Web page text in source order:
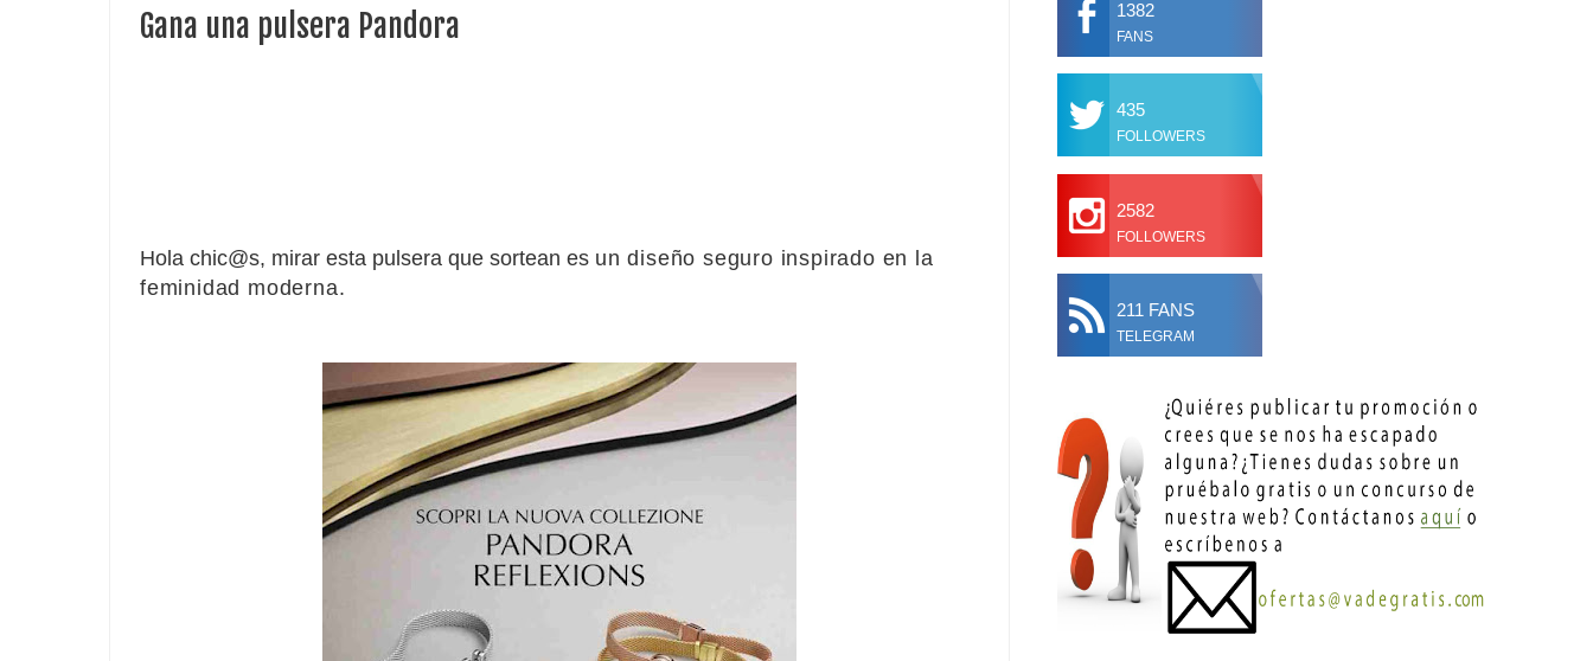
Gana una pulsera Pandora
Hola chic@s, mirar esta pulsera que sortean es un diseño seguro inspirado en la
feminidad moderna.
1382
FANS
435
FOLLOWERS
2582
FOLLOWERS
211 FANS
TELEGRAM